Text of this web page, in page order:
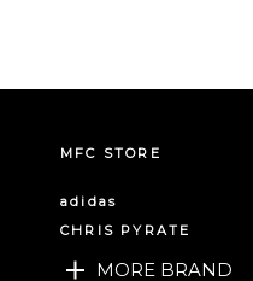
MFC STORE
adidas
CHRIS PYRATE
MORE BRAND